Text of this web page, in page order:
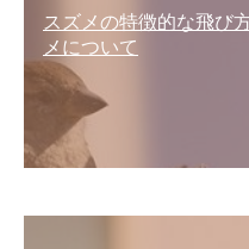
スズメの特徴的な飛び
メについて